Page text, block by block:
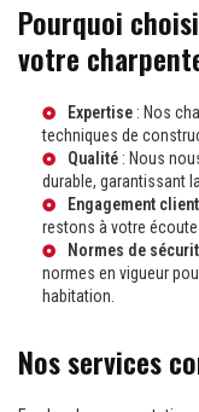
Pourquoi
votre
Expertise : Nos
techniques de
Qualité : Nous
durable, garantissant
Engagement client
restons à votre
Normes de
normes en vigueur
habitation.
Nos services